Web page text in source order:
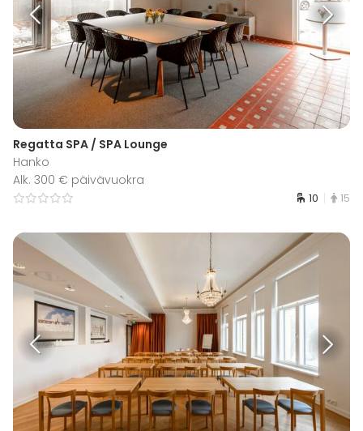
Regatta SPA / SPA Lounge
Hanko
Alk. 300 € päivävuokra
10 15